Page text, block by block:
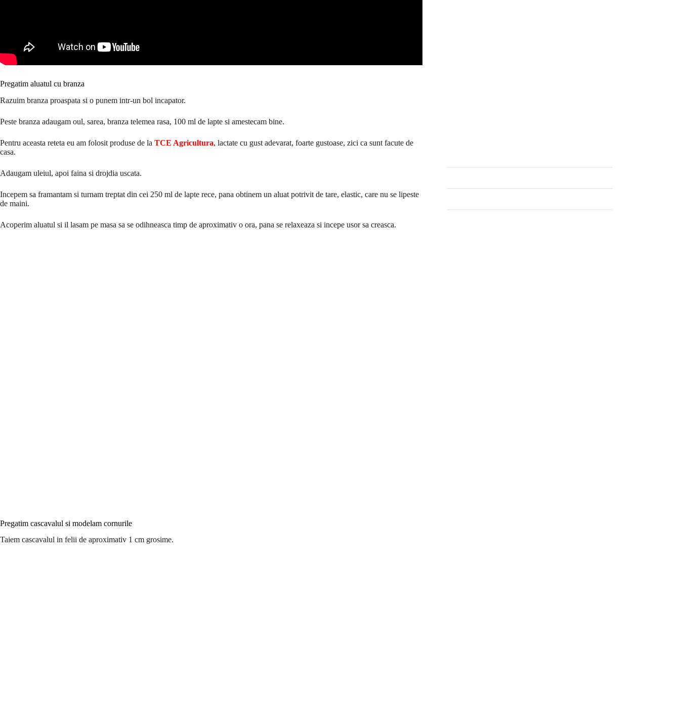
Pregatim aluatul cu branza
Razuim branza proaspata si o punem intr-un bol incapator.
Peste branza adaugam oul, sarea, branza telemea rasa, 100 ml de lapte si amestecam bine.
Pentru aceasta reteta eu am folosit produse de la TCE Agricultura, lactate cu gust adevarat, foarte gustoase, zici ca sunt facute de
casa.
Adaugam uleiul, apoi faina si drojdia uscata.
Incepem sa framantam si turnam treptat din cei 250 ml de lapte rece, pana obtinem un aluat potrivit de tare, elastic, care nu se lipeste
de maini.
Acoperim aluatul si il lasam pe masa sa se odihneasca timp de aproximativ o ora, pana se relaxeaza si incepe usor sa creasca.
Pregatim cascavalul si modelam cornurile
Taiem cascavalul in felii de aproximativ 1 cm grosime.